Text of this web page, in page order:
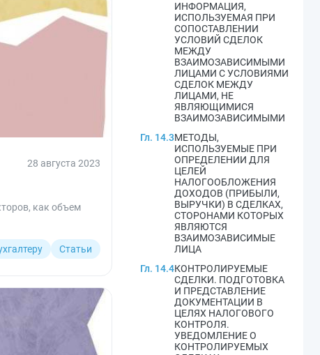
28 августа 2023
как объем
Статьи
ИНФОРМАЦИЯ,
ИСПОЛЬЗУЕМАЯ ПРИ
СОПОСТАВЛЕНИИ
УСЛОВИЙ СДЕЛОК
МЕЖДУ
ВЗАИМОЗАВИСИМЫМИ
ЛИЦАМИ С УСЛОВИЯМИ
СДЕЛОК МЕЖДУ
ЛИЦАМИ, НЕ
ЯВЛЯЮЩИМИСЯ
ВЗАИМОЗАВИСИМЫМИ
Гл. 14.3МЕТОДЫ,
ИСПОЛЬЗУЕМЫЕ ПРИ
ОПРЕДЕЛЕНИИ ДЛЯ
ЦЕЛЕЙ
НАЛОГООБЛОЖЕНИЯ
ДОХОДОВ (ПРИБЫЛИ,
ВЫРУЧКИ) В СДЕЛКАХ,
СТОРОНАМИ КОТОРЫХ
ЯВЛЯЮТСЯ
ВЗАИМОЗАВИСИМЫЕ
ЛИЦА
Гл. 14.4КОНТРОЛИРУЕМЫЕ
СДЕЛКИ. ПОДГОТОВКА
И ПРЕДСТАВЛЕНИЕ
ДОКУМЕНТАЦИИ В
ЦЕЛЯХ НАЛОГОВОГО
КОНТРОЛЯ.
УВЕДОМЛЕНИЕ О
КОНТРОЛИРУЕМЫХ